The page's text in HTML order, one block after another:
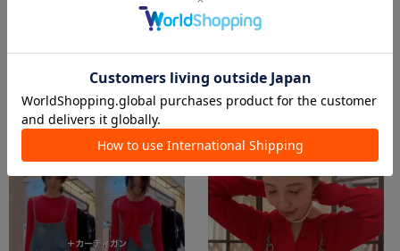
この商品を紹介したパルクロPLAY